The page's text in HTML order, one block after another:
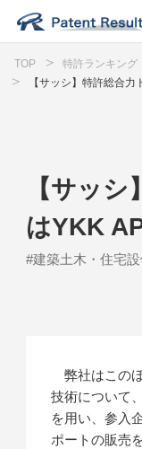
TOP 特許ランキング
【サッシ】特許総合
【サッ
はYKK
#建築土木・住宅
弊社はこの
技術について
を用い、参入
ポートの販売